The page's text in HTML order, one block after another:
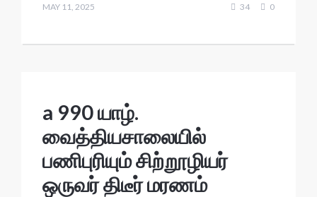
MAY 11, 2025 34 0
a 990 யாழ்.
வைத்தியசாலையில்
பணிபுரியும் சிற்றூழியர்
ஒருவர் திடீர் மரணம்